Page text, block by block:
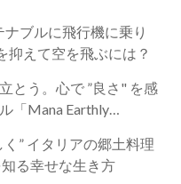
ブルに飛行機に乗り
抑えて空を飛ぶには？
とう。心で ”良さ" を感
「Mana Earthly
” イタリアの郷土料理
る幸せな生き方